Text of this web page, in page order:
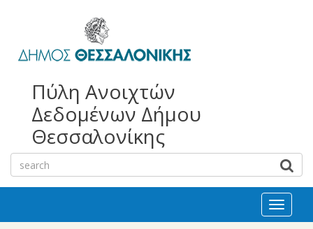
bayan
escort
escort
Πύλη Ανοιχτών
Δεδομένων Δήμου
Θεσσαλονίκης
Toggle